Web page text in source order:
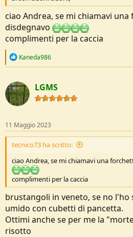
ciao Andrea, se mi chiamavi
disdegnavo
complimenti per la caccia
R
c
t
i
o
s
:
Kaneda986
LGMS
11 Maggio 2023
tecnico73 ha scritto:
ciao Andrea, se mi chiamavi una
complimenti per la caccia
brustangoli in veneto, se no l'ho
umido con cubetti di pancetta.
Ottimi anche se per me la
risotto